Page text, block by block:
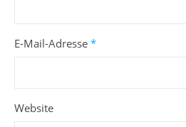
E-Mail-Adresse *
Website